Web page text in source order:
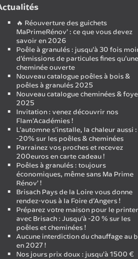
🔥 Réouverture des guichets
MaPrimeRénov’ : ce que vous devez
savoir en 2026
Poêle à granulés : jusqu’à 30 fois
d’émissions de particules fines qu’une
cheminée ouverte
Nouveau catalogue poêles à bois &
poêles à granulés 2025
Nouveau catalogue cheminées &
2025
Invitation : venez découvrir nos
Flam’Académies !
L’automne s’installe, la chaleur aussi :
-20% sur les poêles & cheminées
Parrainez vos proches et recevez
200euros en carte cadeau !
Poêles à granulés : toujours
économiques, même sans Ma Prime
Rénov’ !
Brisach Pays de la Loire vous donne
rendez-vous à la Foire d’Angers !
Préparez votre maison pour le
avec Brisach : Jusqu’à -20 % sur les
poêles et cheminées !
Aucune interdiction du chauffage au
en 2027 !
Nos jours prix doux : jusqu’à 1500 €